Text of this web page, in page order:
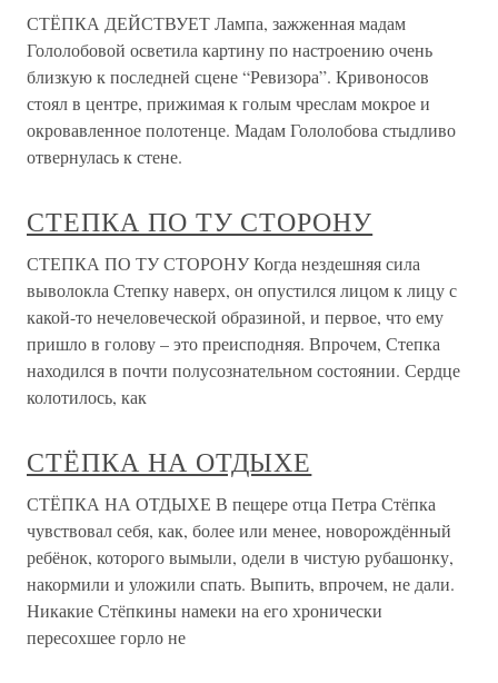
СТЁПКА ДЕЙСТВУЕТ Лампа, зажженная мадам
Гололобовой осветила картину по настроению очень
близкую к последней сцене “Ревизора”. Кривоносов
стоял в центре, прижимая к голым чреслам мокрое и
окровавленное полотенце. Мадам Гололобова стыдливо
отвернулась к стене.
СТЕПКА ПО ТУ СТОРОНУ
СТЕПКА ПО ТУ СТОРОНУ Когда нездешняя сила
выволокла Степку наверх, он опустился лицом к лицу с
какой-то нечеловеческой образиной, и первое, что ему
пришло в голову – это преисподняя. Впрочем, Степка
находился в почти полусознательном состоянии. Сердце
колотилось, как
СТЁПКА НА ОТДЫХЕ
СТЁПКА НА ОТДЫХЕ В пещере отца Петра Стёпка
чувствовал себя, как, более или менее, новорождённый
ребёнок, которого вымыли, одели в чистую рубашонку,
накормили и уложили спать. Выпить, впрочем, не дали.
Никакие Стёпкины намеки на его хронически
пересохшее горло не